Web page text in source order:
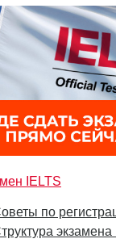
IELTS
по
экзамена